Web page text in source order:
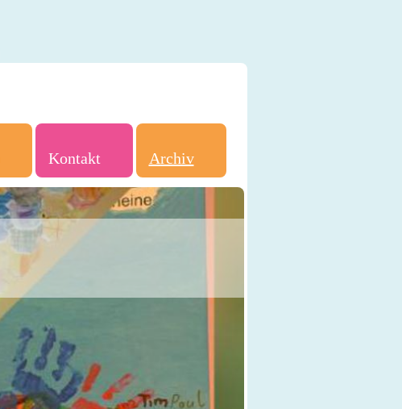
Kontakt Archiv